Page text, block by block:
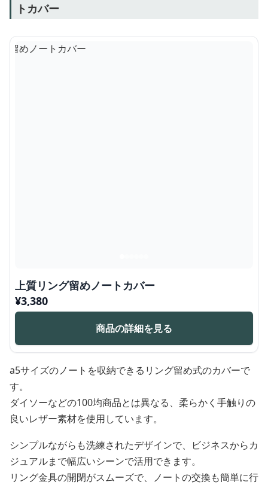
トカバー
上質リング留めノートカバー
¥3,380
商品の詳細を見る
a5サイズのノートを収納できるリング留め式のカバーで
す。
ダイソーなどの100均商品とは異なる、柔らかく手触りの
良いレザー素材を使用しています。
シンプルながらも洗練されたデザインで、ビジネスからカ
ジュアルまで幅広いシーンで活用できます。
リング金具の開閉がスムーズで、ノートの交換も簡単に行